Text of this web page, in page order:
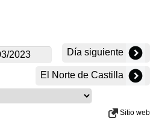
Día siguiente
El Norte de Castilla
Sitio web